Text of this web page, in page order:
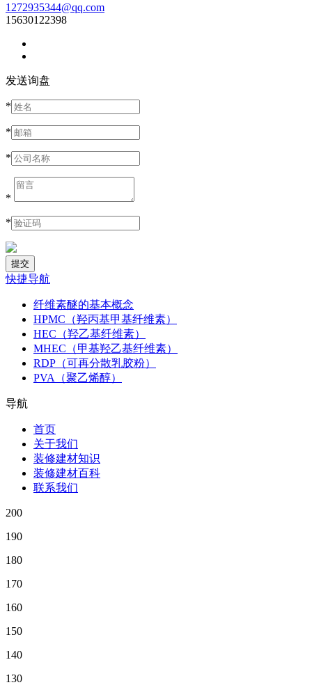
1272935344@qq.com
15630122398
发送询盘
*
*
*
*
*
快捷导航
纤维素醚的基本概念
HPMC（羟丙基甲基纤维素）
HEC（羟乙基纤维素）
MHEC（甲基羟乙基纤维素）
RDP（可再分散乳胶粉）
PVA（聚乙烯醇）
导航
首页
关于我们
装修建材知识
装修建材百科
联系我们
200
190
180
170
160
150
140
130